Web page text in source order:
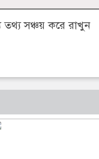
সঞ্চয় করে রাখুন